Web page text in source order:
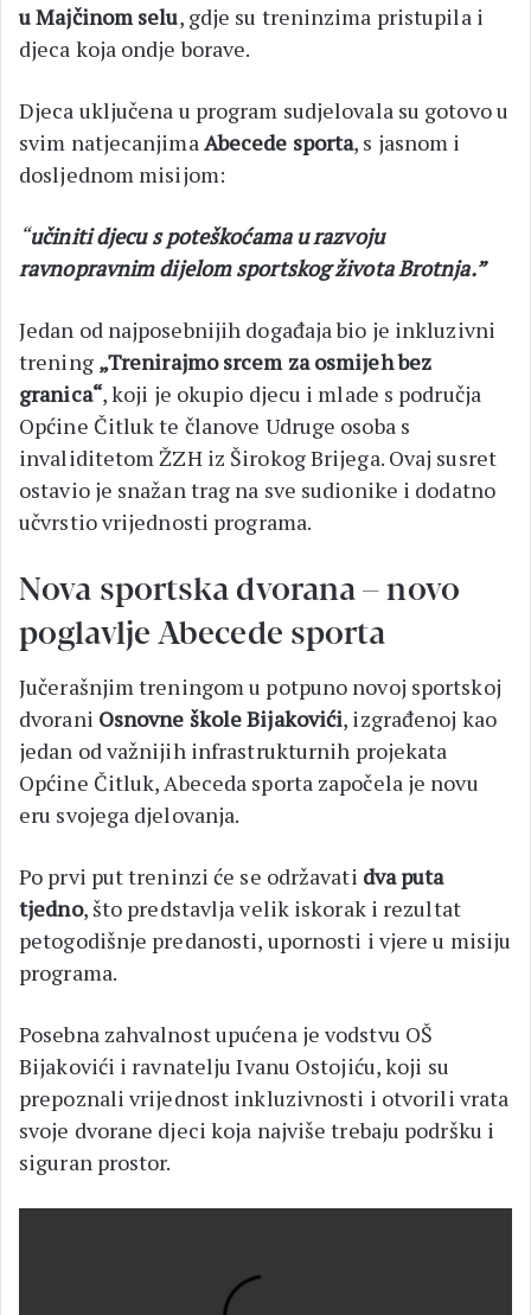
uMajčinom selu, gdje su treninzima pristupila i
djeca koja ondje borave.
Djeca uključena u program sudjelovala su gotovo u
svim natjecanjima Abecede sporta, s jasnom i
dosljednom misijom:
“učiniti djecu s poteškoćama u razvoju
ravnopravnim dijelom sportskog života Brotnja.”
Jedan od najposebnijih događaja bio je inkluzivni
trening „Trenirajmo srcem za osmijeh bez
granica“, koji je okupio djecu i mlade s područja
Općine Čitluk te članove Udruge osoba s
invaliditetom ŽZH iz Širokog Brijega. Ovaj susret
ostavio je snažan trag na sve sudionike i dodatno
učvrstio vrijednosti programa.
Nova sportska dvorana – novo
poglavlje Abecede sporta
Jučerašnjim treningom u potpuno novoj sportskoj
dvorani Osnovne škole Bijakovići, izgrađenoj kao
jedan od važnijih infrastrukturnih projekata
Općine Čitluk, Abeceda sporta započela je novu
eru svojega djelovanja.
Po prvi put treninzi će se održavati dva puta
tjedno, što predstavlja velik iskorak i rezultat
petogodišnje predanosti, upornosti i vjere u misiju
programa.
Posebna zahvalnost upućena je vodstvu OŠ
Bijakovići i ravnatelju Ivanu Ostojiću, koji su
prepoznali vrijednost inkluzivnosti i otvorili vrata
svoje dvorane djeci koja najviše trebaju podršku i
siguran prostor.